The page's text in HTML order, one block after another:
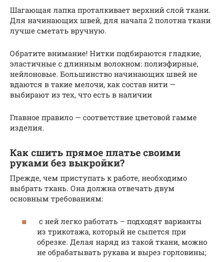
Шагающая лапка проталкивает верхний слой ткани.
Для начинающих швей, для начала 2 полотна ткани
лучше сметать вручную.
Обратите внимание! Нитки подбираются гладкие,
эластичные с длинным волокном: полиэфирные,
нейлоновые. Большинство начинающих швей не
вдаются в такие мелочи, как состав нити —
выбирают из тех, что есть в наличии
Главное правило — соответствие цветовой гамме
изделия.
Как сшить прямое платье своими
руками без выкройки?
Прежде, чем приступать к работе, необходимо
выбрать ткань. Она должна отвечать двум
основным требованиям:
с ней легко работать – подходят варианты
из трикотажа, который не сыпется при
обрезке. Делая наряд из такой ткани, можно
не обрабатывать рукава и вырез горловины;